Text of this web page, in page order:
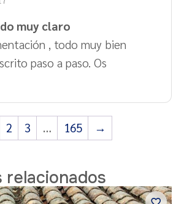
muy claro
, todo muy bien
paso a paso. Os
2 3 … 165 →
relacionados